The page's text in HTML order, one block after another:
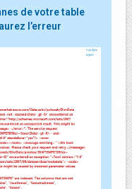
de votre table
l’erreur